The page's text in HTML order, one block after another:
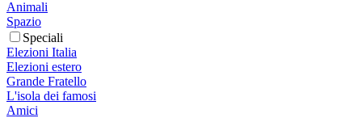
Animali
Spazio
Speciali
Elezioni Italia
Elezioni estero
Grande Fratello
L'isola dei famosi
Amici